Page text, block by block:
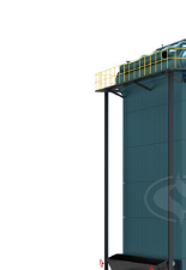
мощность